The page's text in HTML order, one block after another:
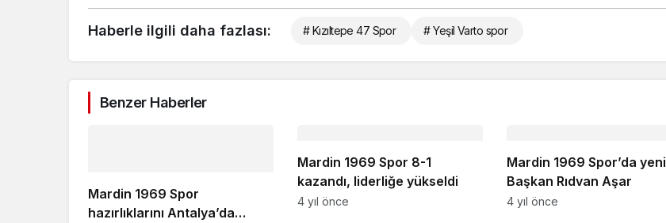
Haberle ilgili daha fazlası: # Kızıltepe 47 Spor # Yeşil Varto spor
Benzer Haberler
Mardin 1969 Spor
hazırlıklarını Antalya’da
Mardin 1969 Spor 8-1
kazandı, liderliğe yükseldi
4 yıl önce
Mardin 1969 Spor’da yeni
Başkan Rıdvan Aşar
4 yıl önce